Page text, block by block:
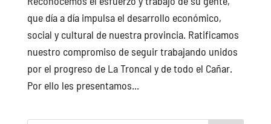
que día a día impulsa el desarrollo económico,
social y cultural de nuestra provincia. Ratificamos
nuestro compromiso de seguir trabajando unidos
por el progreso de La Troncal y de todo el Cañar.
Por ello les presentamos...